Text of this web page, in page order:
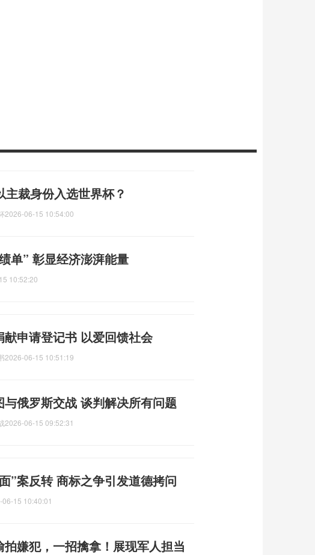
裁身份入选世界杯？
2026-06-15 10:54:00
单” 彰显经济澎湃能量
10:52:20
申请登记书 以爱回馈社会
2026-06-15 10:51:19
俄罗斯交战 谈判解决所有问题
2026-06-15 09:52:31
”案反转 商标之争引发道德拷问
06-15 10:40:01
嫌犯，一招擒拿！展现军人担当